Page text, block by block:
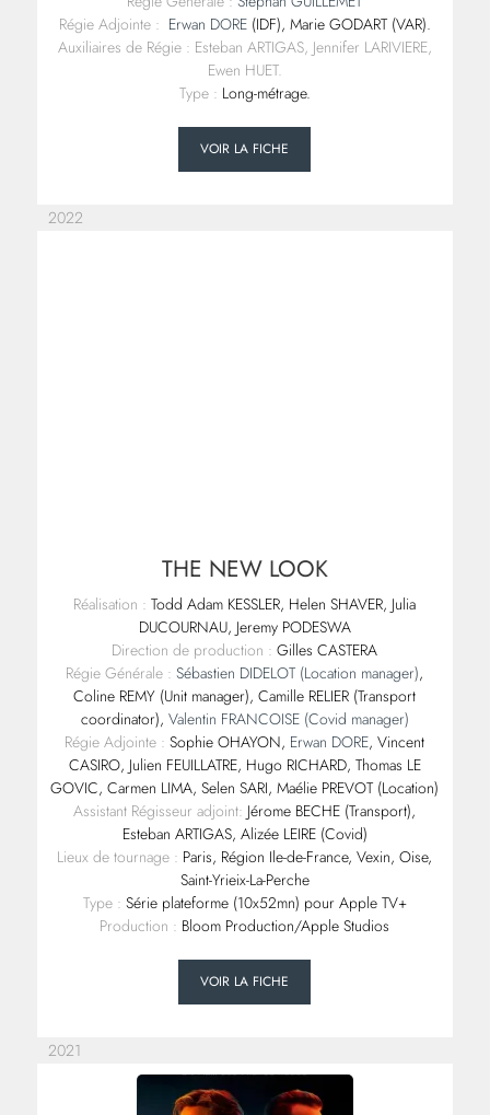
Régie Adjointe : Erwan DORE(IDF), Marie GODART (VAR).
Auxiliaires de Régie : Esteban ARTIGAS, Jennifer LARIVIERE,
Ewen HUET.
Type : Long-métrage.
VOIR LA FICHE
2022
THE NEW LOOK
Réalisation : Todd Adam KESSLER, Helen SHAVER, Julia
DUCOURNAU, Jeremy PODESWA
Direction de production : Gilles CASTERA
Régie Générale : Sébastien DIDELOT (Location manager),
Coline REMY (Unit manager), Camille RELIER (Transport
coordinator), Valentin FRANCOISE (Covid manager)
Régie Adjointe :Sophie OHAYON, Erwan DORE, Vincent
CASIRO, Julien FEUILLATRE, Hugo RICHARD, Thomas LE
GOVIC, Carmen LIMA, Selen SARI, Maélie PREVOT (Location)
Assistant Régisseur adjoint: Jérome BECHE (Transport),
Esteban ARTIGAS, Alizée LEIRE (Covid)
Lieux de tournage : Paris, Région Ile-de-France, Vexin, Oise,
Saint-Yrieix-La-Perche
Type : Série plateforme (10x52mn) pour Apple TV+
Production : Bloom Production/Apple Studios
VOIR LA FICHE
2021